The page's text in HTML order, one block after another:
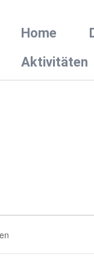
Home
Aktivitäten